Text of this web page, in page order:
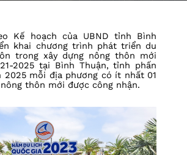
Kế hoạch của UBND tỉnh Bình
khai chương trình phát triển du
trong xây dựng nông thôn mới
2025 tại Bình Thuận, tỉnh phấn
2025 mỗi địa phương có ít nhất 01
thôn mới được công nhận.